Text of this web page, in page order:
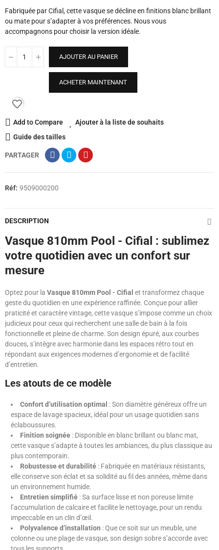
Fabriquée par Cifial, cette vasque se décline en finitions blanc brillant
ou mate pour s’adapter à vos préférences. Nous vous
accompagnons pour choisir la version idéale.
AJOUTER AU PANIER
ACHETER MAINTENANT
favorite_border
Add to Compare
Ajouter à la liste de souhaits
Guide des tailles
PARTAGER
Réf: 9509000200
DESCRIPTION
Vasque 810mm Pool - Cifial : sublimez
votre quotidien avec un confort sur
mesure
Optez pour la Vasque 810mm Pool - Cifial et transformez chaque
geste du quotidien en une expérience raffinée. Conçue pour allier
praticité et caractère vintage, cette vasque s’impose comme un choix
judicieux pour ceux qui recherchent une salle de bain à la fois
fonctionnelle et pleine de charme. Son design épuré, aux courbes
douces, s’intègre avec harmonie dans les espaces rétro tout en
répondant aux exigences modernes d’ergonomie et de facilité
d’entretien.
Les atouts de ce modèle
Confort d’utilisation optimal : Son diamètre généreux offre un
espace de lavage spacieux, idéal pour un usage quotidien sans
éclaboussures.
Finition soignée : Disponible en blanc brillant ou blanc mat,
cette vasque s’adapte à toutes les ambiances, du plus classique au
plus contemporain.
Robustesse et durabilité : Fabriquée en matériaux résistants,
elle conserve son éclat et sa solidité au fil des années, même dans
un environnement humide.
Entretien simplifié : Sa surface lisse et non poreuse limite
l’accumulation de calcaire et facilite le nettoyage, pour un rendu
impeccable en un clin d’œil.
Polyvalence d’installation : Que ce soit sur un meuble, une
colonne ou une plage de vasque, son design sobre s’accorde avec